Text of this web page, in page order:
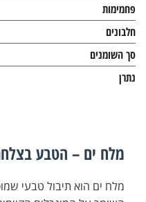
פחמימות
חלבונים
סך השומנים
נתרן
מלח ים – הטבע
מלח ים הוא תיבול טבעי